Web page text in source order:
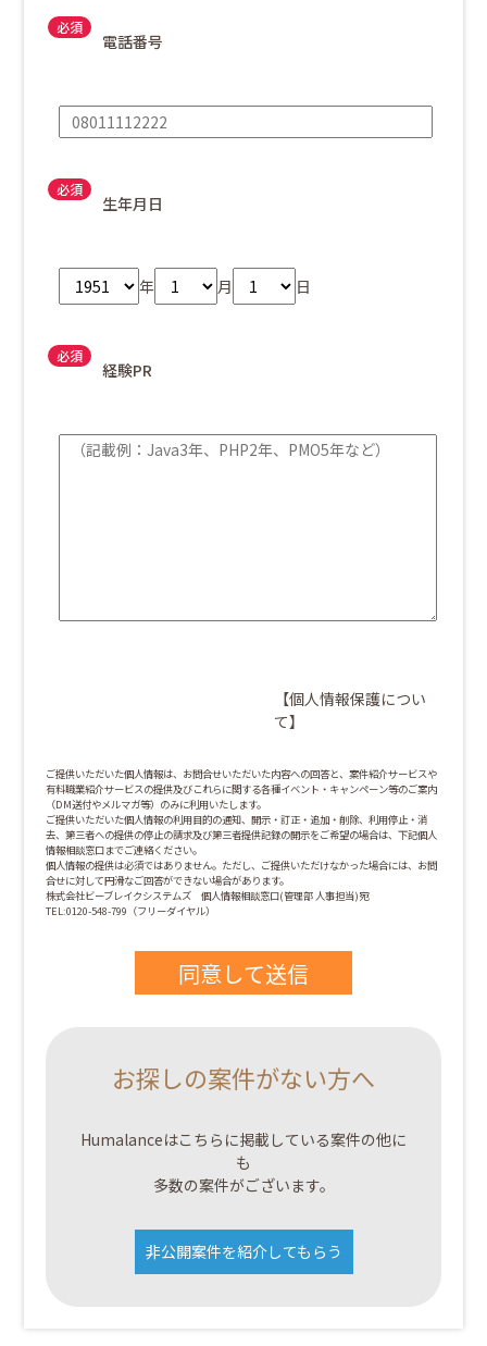
電話番号
生年月日
年 月 日
経験PR
【個人情報保護につい
て】
ご提供いただいた個人情報は、お問合せいただいた内容への回答と、案件紹介サービスや
有料職業紹介サービスの提供及びこれらに関する各種イベント・キャンペーン等のご案内
（DM送付やメルマガ等）のみに利用いたします。
ご提供いただいた個人情報の利用目的の通知、開示・訂正・追加・削除、利用停止・消
去、第三者への提供の停止の請求及び第三者提供記録の開示をご希望の場合は、下記個人
情報相談窓口までご連絡ください。
個人情報の提供は必須ではありません。ただし、ご提供いただけなかった場合には、お問
合せに対して円滑なご回答ができない場合があります。
株式会社ビーブレイクシステムズ 個人情報相談窓口(管理部 人事担当)宛
TEL:0120-548-799（フリーダイヤル）
お探しの案件がない方へ
Humalanceはこちらに掲載している案件の他に
も
多数の案件がございます。
非公開案件を紹介してもらう